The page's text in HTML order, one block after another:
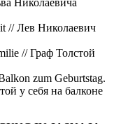
// Лев Николаевич
// Граф Толстой
zum Geburtstag.
у себя на балконе